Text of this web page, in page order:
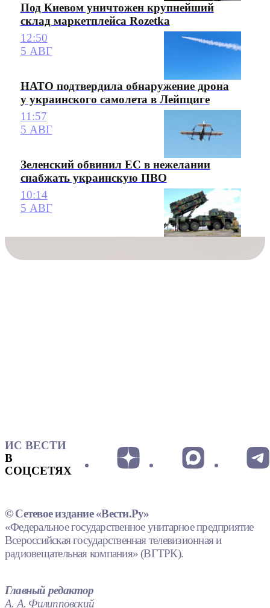
Под Киевом уничтожен крупнейший
склад маркетплейса Rozetka
12:50
5 АВГ
НАТО подтвердила обнаружение дрона
у украинского самолета в Лейпциге
11:57
5 АВГ
Зеленский обвинил ЕС в нежелании
снабжать украинскую ПВО
10:14
5 АВГ
ИС ВЕСТИ
В
СОЦСЕТЯХ
© Сетевое издание «Вести.Ру»
«Федеральное государственное унитарное предприятие
Всероссийская государственная телевизионная и
радиовещательная компания» (ВГТРК).
Главный редактор
А. А. Филипповский